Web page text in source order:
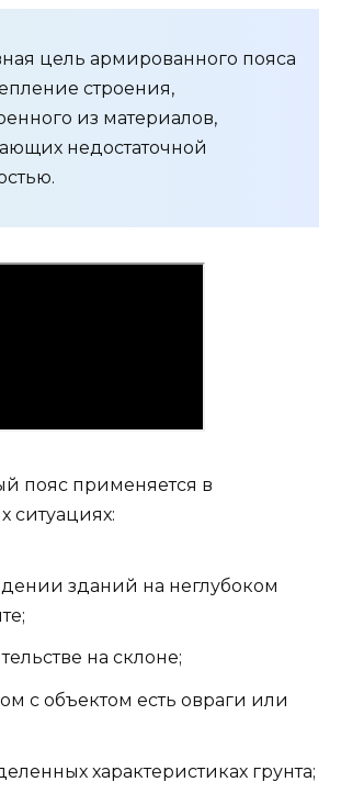
цель армированного пояса
строения,
из материалов,
недостаточной
пояс применяется в
ситуациях:
зданий на неглубоком
на склоне;
с объектом есть овраги или
характеристиках грунта;